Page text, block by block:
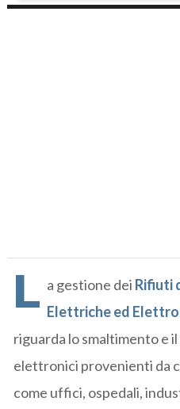
L a gestione dei Rifiuti
Elettriche ed
riguarda lo smaltimento e
elettronici provenienti da
come uffici, ospedali,